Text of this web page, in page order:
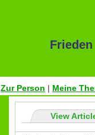
Zur Person | Meine
View